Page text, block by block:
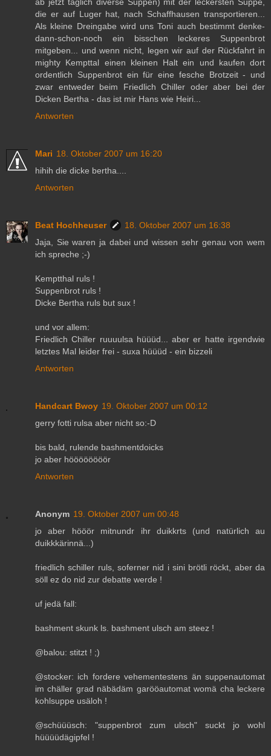
die er auf Luger hat, nach Schaffhausen transportieren...
Als kleine Dreingabe wird uns Toni auch bestimmt denke-
dann-schon-noch ein bisschen leckeres Suppenbrot
mitgeben... und wenn nicht, legen wir auf der Rückfahrt in
mighty Kempttal einen kleinen Halt ein und kaufen dort
ordentlich Suppenbrot ein für eine fesche Brotzeit - und
zwar entweder beim Friedlich Chiller oder aber bei der
Dicken Bertha - das ist mir Hans wie Heiri...
Antworten
Mari 18. Oktober 2007 um 16:20
hihih die dicke bertha....
Antworten
Beat Hochheuser
18. Oktober 2007 um 16:38
Jaja, Sie waren ja dabei und wissen sehr genau von wem
ich spreche ;-)
Kemptthal ruls !
Suppenbrot ruls !
Dicke Bertha ruls but sux !
und vor allem:
Friedlich Chiller ruuuulsa hüüüd... aber er hatte irgendwie
letztes Mal leider frei - suxa hüüüd - ein bizzeli
Antworten
Handcart Bwoy 19. Oktober 2007 um 00:12
gerry fotti rulsa aber nicht so:-D
bis bald, rulende bashmentdoicks
jo aber höööööööör
Antworten
Anonym 19. Oktober 2007 um 00:48
jo aber hööör mitnundr ihr duikkrts (und natürlich au
duikkkärinnä...)
friedlich schiller ruls, soferner nid i sini brötli röckt, aber da
söll ez do nid zur debatte werde !
uf jedä fall:
bashment skunk ls. bashment ulsch am steez !
@balou: stitzt ! ;)
@stocker: ich fordere vehementestens än suppenautomat
im chäller grad näbädäm garööautomat womä cha leckere
kohlsuppe usäloh !
@schüüüsch: "suppenbrot zum ulsch" suckt jo wohl
hüüüüdägipfel !